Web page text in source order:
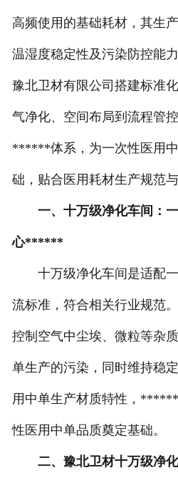
高频使用的基础耗材，其生
温湿度稳定性及污染防控能
豫北卫材有限公司搭建标准
气净化、空间布局到流程管
******体系，为一次性医用
础，贴合医用耗材生产规范
一、十万级净化车间：
心******
十万级净化车间是适配一
流标准，符合相关行业规范
控制空气中尘埃、微粒等杂
单生产的污染，同时维持稳
用中单生产材质特性，
性医用中单品质奠定基础。
二、豫北卫材十万级净